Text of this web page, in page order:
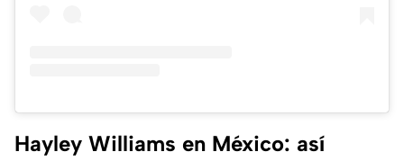
Hayley Williams en México: así